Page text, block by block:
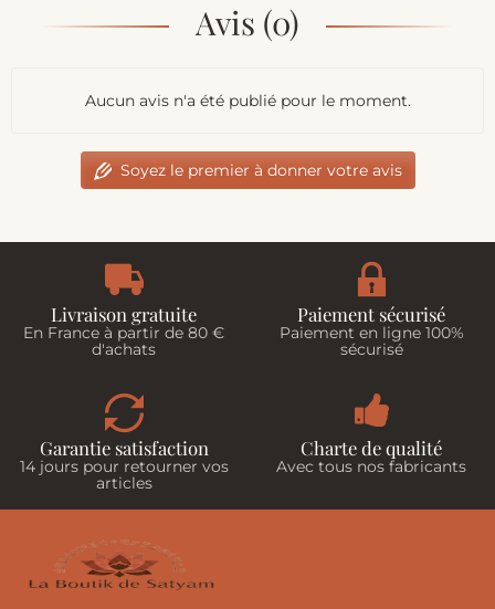
Avis (0)
Aucun avis n'a été publié pour le moment.
Soyez le premier à donner votre avis
Livraison gratuite
En France à partir de 80 €
d'achats
Paiement sécurisé
Paiement en ligne 100%
sécurisé
Garantie satisfaction
14 jours pour retourner vos
articles
Charte de qualité
Avec tous nos fabricants